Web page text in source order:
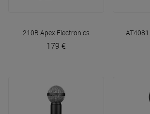
210B Apex Electronics
179 €
AT4081